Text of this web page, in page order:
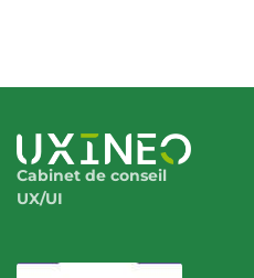
Cabinet de conseil
UX/UI